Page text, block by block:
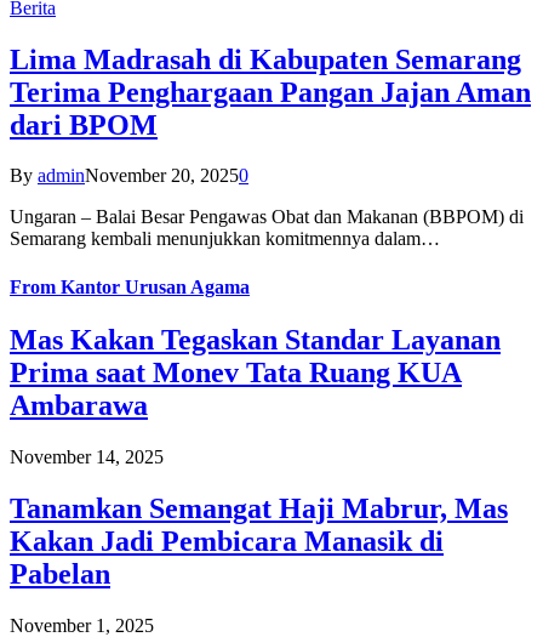
Berita
Lima Madrasah di Kabupaten Semarang
Terima Penghargaan Pangan Jajan Aman
dari BPOM
By adminNovember 20, 20250
Ungaran – Balai Besar Pengawas Obat dan Makanan (BBPOM) di
Semarang kembali menunjukkan komitmennya dalam…
From Kantor Urusan Agama
Mas Kakan Tegaskan Standar Layanan
Prima saat Monev Tata Ruang KUA
Ambarawa
November 14, 2025
Tanamkan Semangat Haji Mabrur, Mas
Kakan Jadi Pembicara Manasik di
Pabelan
November 1, 2025